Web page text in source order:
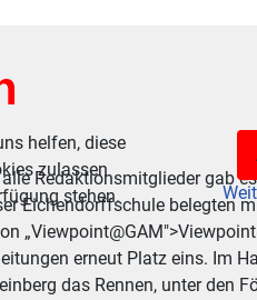
Redaktionsmitglieder gab
Eichendorffschule belegten
erneut Platz eins. Im
das Rennen, unter den
helfen, diese
zulassen
stehen.